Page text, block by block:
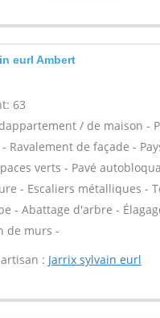
eurl Ambert
63
/ de maison -
Ravalement de façade -
verts - Pavé
- Escaliers métalliques -
- Abattage d'arbre -
de murs -
: Jarrix sylvain eurl